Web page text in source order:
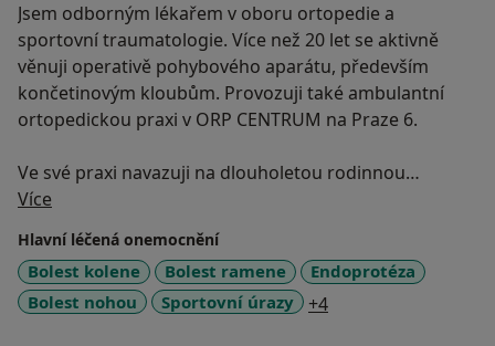
Jsem odborným lékařem v oboru ortopedie a
sportovní traumatologie. Více než 20 let se aktivně
věnuji operativě pohybového aparátu, především
končetinovým kloubům. Provozuji také ambulantní
ortopedickou praxi v ORP CENTRUM na Praze 6.
Ve své praxi navazuji na dlouholetou rodinnou
lékařskou tradici v oblasti rehabilitace, a tak na rozdíl
od mnoha jiných aktivních operatérů mám velmi úzký
vztah k neoperačním způsobům léčby pohybového
aparátu. Jsem členem národních i mezinárodních
odborných společností.
Více
Hlavní léčená onemocnění
Bolest kolene Bolest ramene
Endoprotéza
Bolest nohou
Sportovní úrazy +4